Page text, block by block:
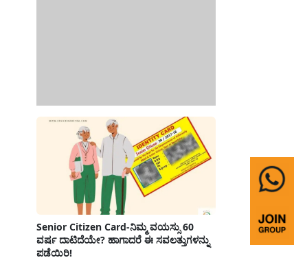
Senior Citizen Card-ನಿಮ್ಮ ವಯಸ್ಸು 60
ವರ್ಷ ದಾಟಿದೆಯೇ? ಹಾಗಾದರೆ ಈ ಸವಲತ್ತುಗಳನ್ನು
ಪಡೆಯಿರಿ!